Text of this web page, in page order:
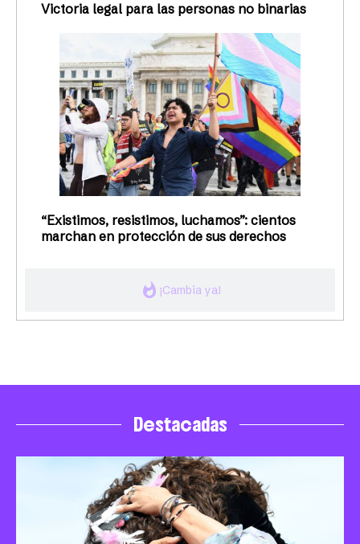
whatshot ¡Cambia ya!
Victoria legal para las personas no binarias
“Existimos, resistimos, luchamos”: cientos
marchan en protección de sus derechos
Destacadas